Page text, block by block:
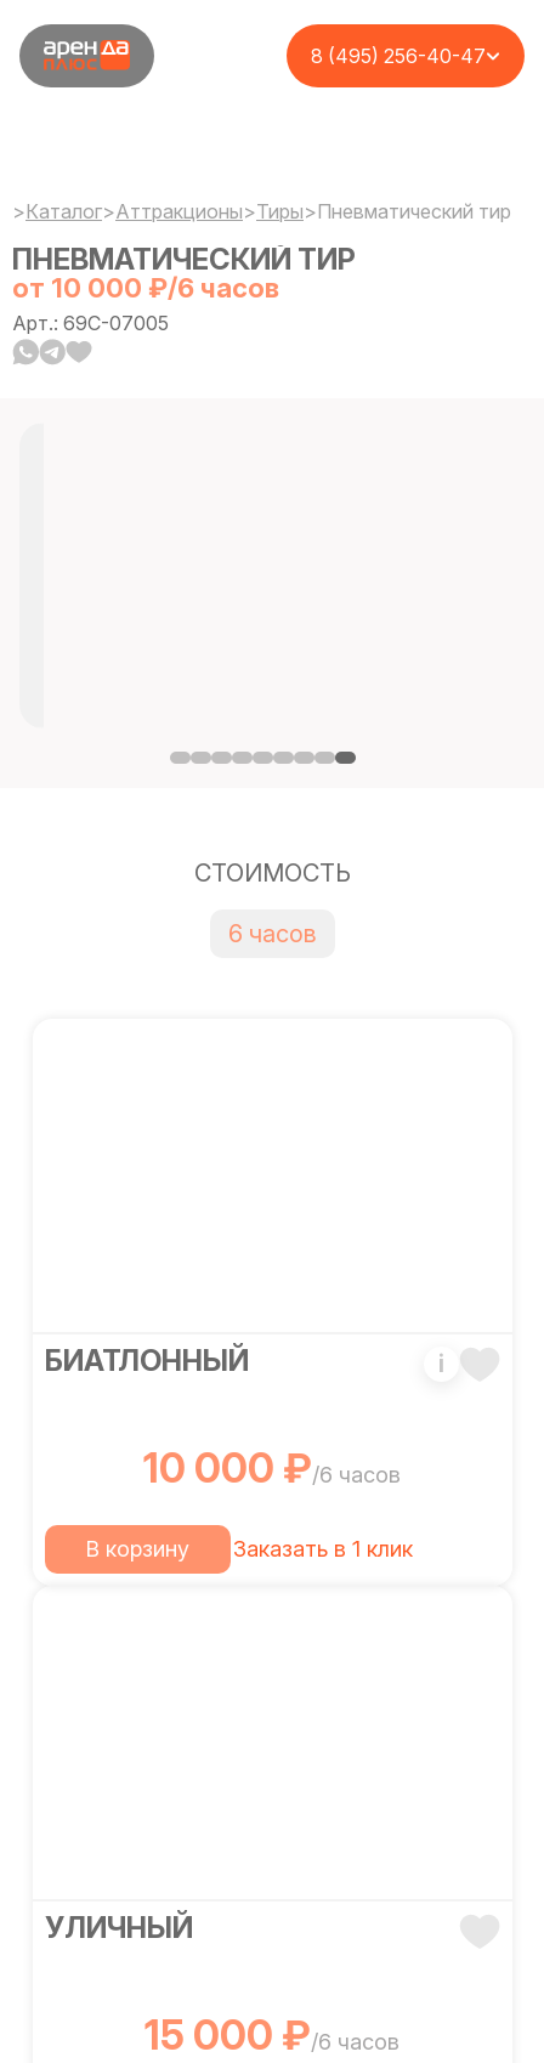
8 (495) 256-40-47
>Каталог>Аттракционы>Тиры>Пневматический тир
ПНЕВМАТИЧЕСКИЙ ТИР
от 10 000 ₽/6 часов
Арт.: 69C-07005
СТОИМОСТЬ
6 часов
БИАТЛОННЫЙ i
10 000 ₽/6 часов
В корзину Заказать в 1 клик
УЛИЧНЫЙ
15 000 ₽/6 часов